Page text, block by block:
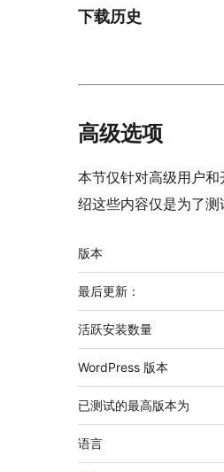
下载历史
高级选项
本节仅针对高级用户
绍这些内容仅是为了测
额
外
信
息
版本
最后更新：
活跃安装数量
WordPress 版本
已测试的最高版本为
语言